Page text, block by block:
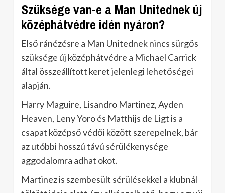
Szüksége van-e a Man Unitednek új
középhátvédre idén nyáron?
Első ránézésre a Man Unitednek nincs sürgős
szüksége új középhátvédre a Michael Carrick
által összeállított keret jelenlegi lehetőségei
alapján.
Harry Maguire, Lisandro Martinez, Ayden
Heaven, Leny Yoro és Matthijs de Ligt is a
csapat középső védői között szerepelnek, bár
az utóbbi hosszú távú sérülékenysége
aggodalomra adhat okot.
Martinez is szembesült sérülésekkel a klubnál